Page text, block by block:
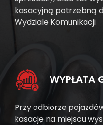
kasacyjną potrzebną
Wydziale Komunikacji
WYPŁATA
Przy odbiorze
kasację na miejscu